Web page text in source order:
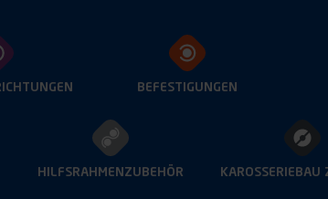
BEFESTIGUNGEN
HILFSRAHMENZUBEHÖR KAROSSERIEBAU